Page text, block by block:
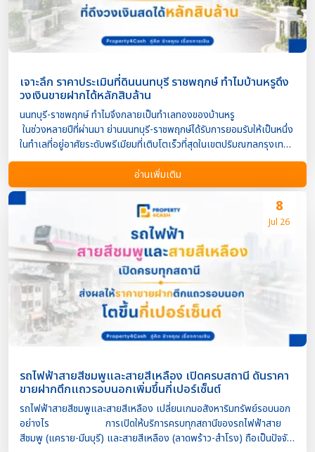
ที่ด้านโลจิสติกส์ยังเติบโตจากหลายปัจจัย เช่น การเติบโตของธุรกิจ E-
commerce การขยายตัวของคลังสินค้าและศูนย์กระจายสินค้า […]
เจาะลึก ราคาประเมินที่ดินนนทบุรี ราชพฤกษ์ ทำไมบ้านหรูดึง
วงเงินขายฝากได้หลักสิบล้าน
นนทบุรี-ราชพฤกษ์ ทำไมจึงกลายเป็นทำเลทองของบ้านหรู
ในช่วงหลายปีที่ผ่านมา ย่านนนทบุรี-ราชพฤกษ์ได้รับการยอมรับให้เป็นหนึ่ง
ในทำเลที่อยู่อาศัยระดับพรีเมียมที่เติบโตเร็วที่สุดในเขตปริมณฑลกรุงเทพฯ
ด้วยความพร้อมของระบบคมนาคม ถนนสายหลัก ศูนย์การค้า โรงเรียน
นานาชาติ และสิ่งอำนวยความสะดวกครบครัน ปัจจุบันพื้นที่
ดังกล่าวเป็นที่ตั้งของหมู่บ้านระดับไฮเอนด์จำนวนมาก ส่งผลให้ราคาที่ดิน
และมูลค่าทรัพย์สินปรับตัวเพิ่มขึ้นอย่างต่อเนื่อง จนกลายเป็นโซนที่
เจ้าของอสังหาริมทรัพย์สามารถนำทรัพย์มาใช้เป็นหลักประกันเพื่อขอ
วงเงินสดได้ตั้งแต่หลายล้านบาทไปจนถึงหลักสิบล้านบาท ราคาประเมิน
ที่ดินนนทบุรี ราชพฤกษ์เพิ่มขึ้นอย่างไร ราคาประเมินที่ดินใน
โซนราชพฤกษ์และพื้นที่เชื่อมต่อจังหวัดนนทบุรีมีแนวโน้มเติบโตต่อ
เนื่องจากหลายปัจจัย ได้แก่ การขยายตัวของโครงการบ้านเดี่ยวระดับลัก
ชัวรี การพัฒนาโครงสร้างพื้นฐานและถนนสายหลัก การเชื่อมต่อเข้าสู่
ใจกลางกรุงเทพฯ ได้สะดวก ความต้องการซื้อบ้านหรูจากกลุ่มผู้มีรายได้สูง
การเติบโตของศูนย์การค้าและคอมมูนิตี้มอลล์ พื้นที่ที่ไ […]
อ่านเพิ่มเติม
8
Jul 26
รถไฟฟ้าสายสีชมพูและสายสีเหลือง เปิดครบสถานี ดันราคา
ขายฝากตึกแถวรอบนอกเพิ่มขึ้นกี่เปอร์เซ็นต์
รถไฟฟ้าสายสีชมพูและสายสีเหลือง เปลี่ยนเกมอสังหาริมทรัพย์รอบนอก
อย่างไร การเปิดให้บริการครบทุกสถานีของรถไฟฟ้าสาย
สีชมพู (แคราย-มีนบุรี) และสายสีเหลือง (ลาดพร้าว-สำโรง) ถือเป็นปัจจัย